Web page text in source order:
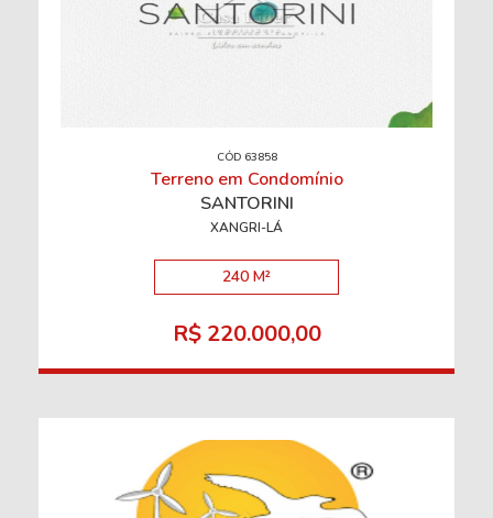
CÓD 63858
Terreno em Condomínio
SANTORINI
XANGRI-LÁ
240 M²
R$ 220.000,00